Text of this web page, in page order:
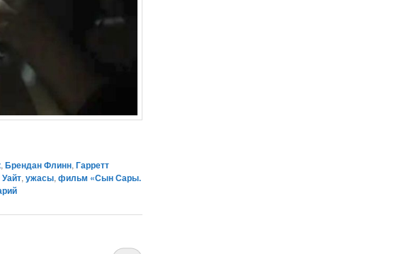
,Брендан Флинн,Гарретт
Уайт,ужасы,фильм «Сын Сары.